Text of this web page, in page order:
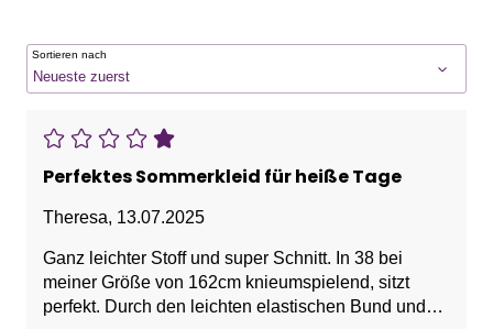
Sortieren nach
Perfektes Sommerkleid für heiße Tage
Theresa, 13.07.2025
Ganz leichter Stoff und super Schnitt. In 38 bei
meiner Größe von 162cm knieumspielend, sitzt
perfekt. Durch den leichten elastischen Bund und